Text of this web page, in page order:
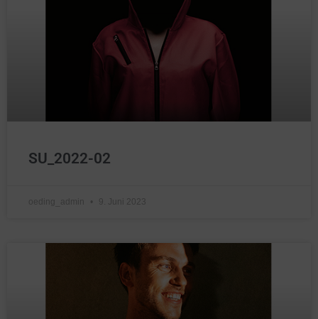
SU_2022-02
oeding_admin 9. Juni 2023